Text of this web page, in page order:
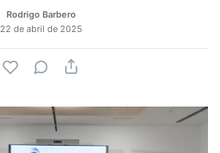
Rodrigo Barbero
22 de abril de 2025